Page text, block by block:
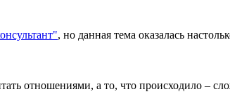
, но данная тема оказалась
отношениями, а то, что происходило –